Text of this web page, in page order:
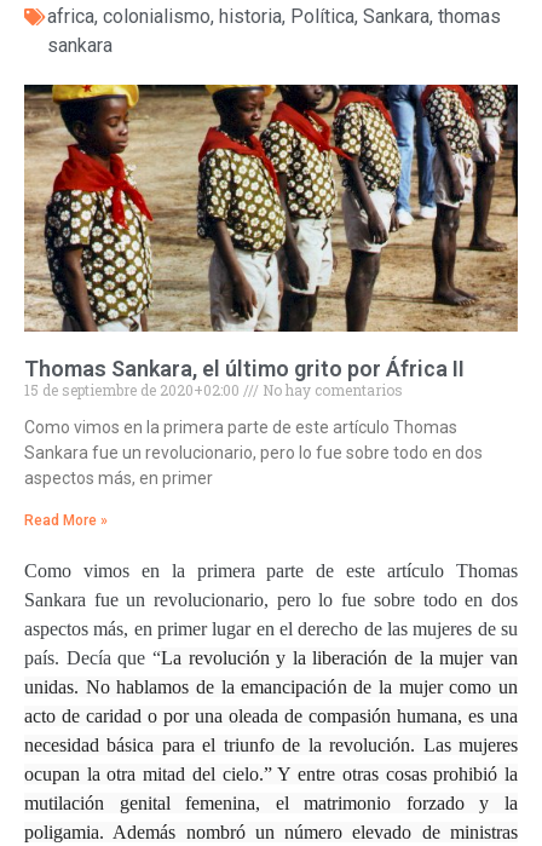
africa, colonialismo, historia, Política, Sankara, thomas
sankara
Thomas Sankara, el último grito por África II
15 de septiembre de 2020+02:00
No hay comentarios
Como vimos en la primera parte de este artículo Thomas
Sankara fue un revolucionario, pero lo fue sobre todo en dos
aspectos más, en primer
Read More »
Como vimos en la primera parte de este artículo Thomas
Sankara fue un revolucionario, pero lo fue sobre todo en dos
aspectos más, en primer lugar en el derecho de las mujeres de su
país. Decía que “La revolución y la liberación de la mujer van
unidas. No hablamos de la emancipación de la mujer como un
acto de caridad o por una oleada de compasión humana, es una
necesidad básica para el triunfo de la revolución. Las mujeres
ocupan la otra mitad del cielo.” Y entre otras cosas prohibió la
mutilación genital femenina, el matrimonio forzado y la
poligamia. Además nombró un número elevado de ministras